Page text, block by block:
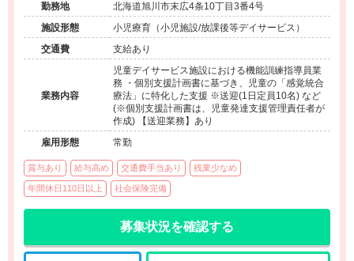
勤務地
北海道旭川市末広4条10丁目3番4号
施設形態
小児療育（小児施設/放課後等デイサービス）
交通費
支給あり
業務内容
児童デイサービス施設における機能訓練指導員業
務 ・個別支援計画書に基づき、児童の「感覚統合
療法」に特化した支援 ※送迎(1日定員10名) など
(※個別支援計画書は、児童発達支援管理責任者が
作成) 【送迎業務】あり
雇用形態
常勤
賞与あり 給与高め 交通費手当あり 残業少なめ
年間休日110日以上 社会保険完備
募集状況を確認する